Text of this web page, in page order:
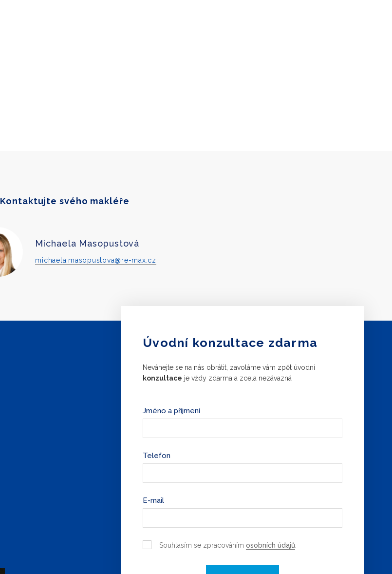
Kontaktujte svého makléře
Michaela Masopustová
michaela.masopustova@re-max.cz
Úvodní konzultace zdarma
Neváhejte se na nás obrátit, zavoláme vám zpět úvodní
konzultace je vždy zdarma a zcela nezávazná
Jméno a příjmení
Telefon
E-mail
Souhlasím se zpracováním osobních údajů